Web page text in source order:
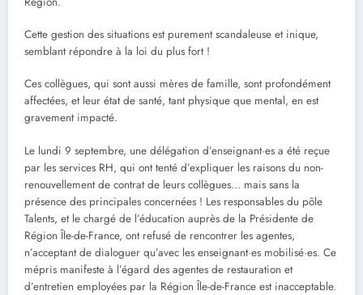
Cette gestion des situations est purement scandaleuse et inique,
semblant répondre à la loi du plus fort !
Ces collègues, qui sont aussi mères de famille, sont profondément
affectées, et leur état de santé, tant physique que mental, en est
gravement impacté.
Le lundi 9 septembre, une délégation d’enseignant·es a été reçue
par les services RH, qui ont tenté d’expliquer les raisons du non-
renouvellement de contrat de leurs collègues… mais sans la
présence des principales concernées ! Les responsables du pôle
Talents, et le chargé de l’éducation auprès de la Présidente de
Région Île-de-France, ont refusé de rencontrer les agentes,
n’acceptant de dialoguer qu’avec les enseignant·es mobilisé·es. Ce
mépris manifeste à l’égard des agentes de restauration et
d’entretien employées par la Région Île-de-France est inacceptable.